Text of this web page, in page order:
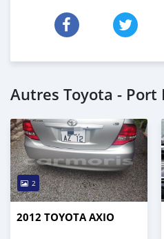
Autres Toyota - Port
2
2012 TOYOTA AXIO